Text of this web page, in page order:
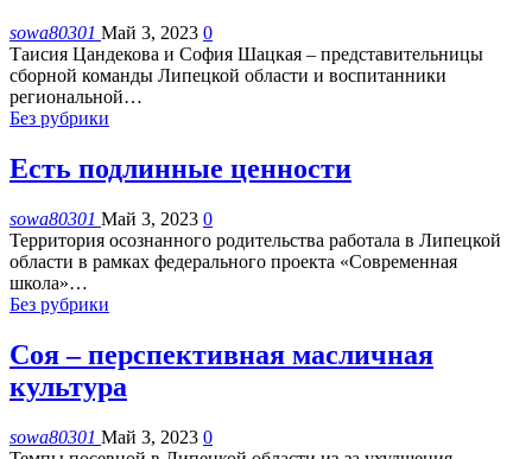
sowa80301 Май 3, 2023 0
Таисия Цандекова и София Шацкая – представительницы
сборной команды Липецкой области и воспитанники
региональной…
Без рубрики
Есть подлинные ценности
sowa80301 Май 3, 2023 0
Территория осознанного родительства работала в Липецкой
области в рамках федерального проекта «Современная
школа»…
Без рубрики
Соя – перспективная масличная
культура
sowa80301 Май 3, 2023 0